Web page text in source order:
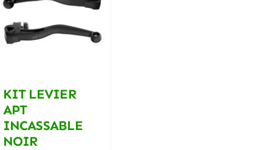
KIT LEVIER
APT
INCASSABLE
NOIR